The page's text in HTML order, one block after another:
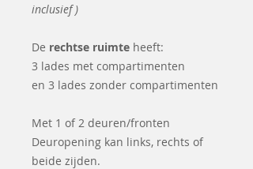
inclusief )
De rechtse ruimte heeft:
3 lades met compartimenten
en 3 lades zonder compartimenten
Met 1 of 2 deuren/fronten
Deuropening kan links, rechts of
beide zijden.